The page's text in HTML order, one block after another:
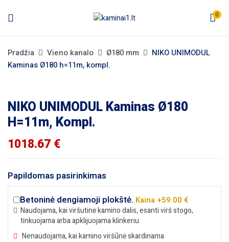
0
Pradžia Vieno kanalo Ø180 mm
NIKO UNIMODUL
Kaminas Ø180 h=11m, kompl.
NIKO UNIMODUL Kaminas Ø180
H=11m, Kompl.
1018.67 €
Papildomas pasirinkimas
Betoninė dengiamoji plokštė. Kaina +59.00 €
Naudojama, kai viršutinė kamino dalis, esanti virš stogo,
tinkuojama arba apklijuojama klinkeriu
Nenaudojama, kai kamino viršūnė skardinama